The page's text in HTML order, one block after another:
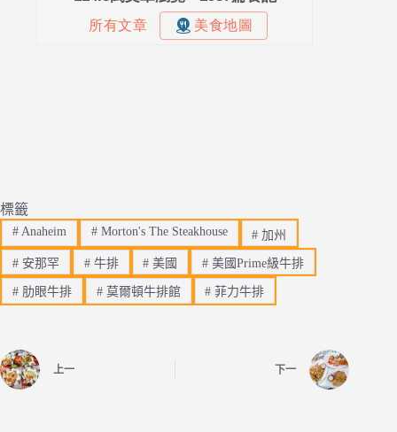
標籤
#Anaheim #Morton's The Steakhouse # 加州
#安那罕 #牛排 # 美國 # 美國Prime級牛排
#肋眼牛排 #莫爾頓牛排館 # 菲力牛排
上一 下一